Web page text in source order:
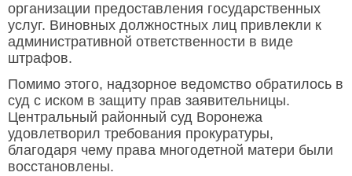
организации предоставления государственных
услуг. Виновных должностных лиц привлекли к
административной ответственности в виде
штрафов.
Помимо этого, надзорное ведомство обратилось в
суд с иском в защиту прав заявительницы.
Центральный районный суд Воронежа
удовлетворил требования прокуратуры,
благодаря чему права многодетной матери были
восстановлены.